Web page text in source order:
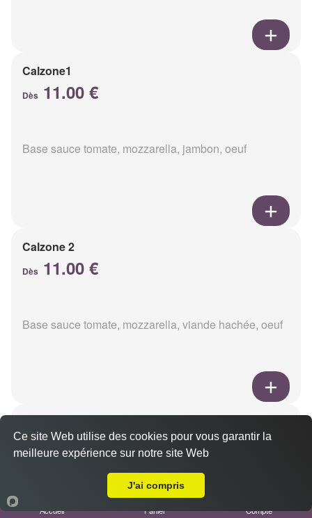
Calzone1
Dès 11.00 €
Base sauce tomate, mozzarella, jambon, oeuf
Calzone 2
Dès 11.00 €
Base sauce tomate, mozzarella, viande hachée, oeuf
Dès 11.00 €
Base sauce tomate, mozzarella, oeuf, poulet,
Accueil Panier Compte
Ce site Web utilise des cookies pour vous garantir la
meilleure expérience sur notre site Web
J'ai compris